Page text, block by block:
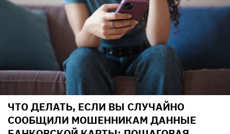
ЧТО ДЕЛАТЬ, ЕСЛИ ВЫ СЛУЧАЙНО
СООБЩИЛИ МОШЕННИКАМ ДАННЫЕ